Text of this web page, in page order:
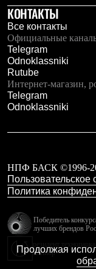
КОНТАКТЫ
Все контакты
Официальные
Telegram
Odnoklassniki
Rutube
Интернет-магазин,
Telegram
Odnoklassniki
НПФ БАСК ©1996-
Пользовательское
Политика
Победитель
лучших брендов
Калибр
Продолжая